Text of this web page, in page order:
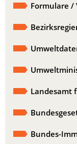
Formulare
Landesamt
Bundes-